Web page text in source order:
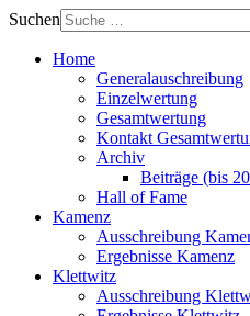
Suchen
Home
Generalauschreibung
Einzelwertung
Gesamtwertung
Kontakt
Archiv
Beiträge (bis
Hall of Fame
Kamenz
Ausschreibung
Ergebnisse Kamenz
Klettwitz
Ausschreibung